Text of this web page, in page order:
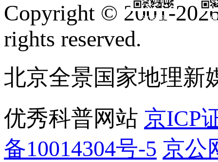
订阅号
Copyright © 2001-
rights reserved.
北京全景国家地理新
优秀科普网站 京ICP
备10014304号-5 京公